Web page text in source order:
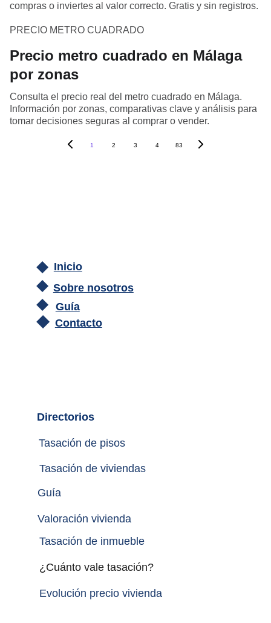
compras o inviertes al valor correcto. Gratis y sin registros.
PRECIO METRO CUADRADO
Precio metro cuadrado en Málaga
por zonas
Consulta el precio real del metro cuadrado en Málaga.
Información por zonas, comparativas clave y análisis para
tomar decisiones seguras al comprar o vender.
1 2 3 4 83
Inicio
Guía
Contacto
Sobre nosotros
Directorios
Tasación de pisos
Tasación de viviendas
Guía
Valoración vivienda
Tasación de inmueble
¿Cuánto vale tasación?
Evolución precio vivienda